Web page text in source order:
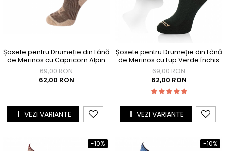
Șosete pentru Drumeție din Lână
de Merinos cu Capricorn Alpin
Bej
69,00 RON
62,00 RON
VEZI VARIANTE
Șosete pentru Drumeție din Lână
de Merinos cu Lup Verde închis
69,00 RON
62,00 RON
VEZI VARIANTE
-10% -10%